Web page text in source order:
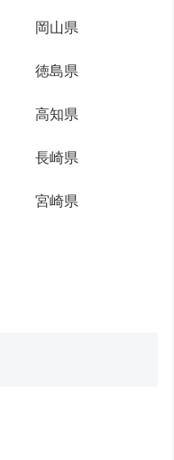
岡山県
徳島県
高知県
長崎県
宮崎県